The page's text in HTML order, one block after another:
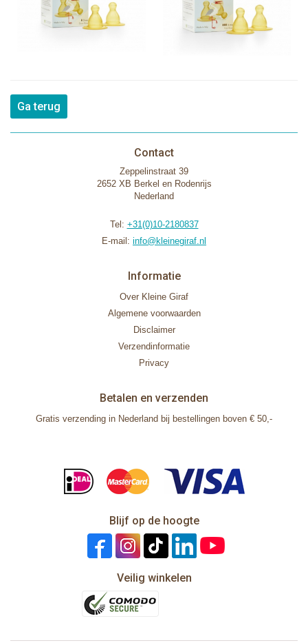
Ga terug
Contact
Zeppelinstraat 39
2652 XB Berkel en Rodenrijs
Nederland
Tel: +31(0)10-2180837
E-mail: info@kleinegiraf.nl
Informatie
Over Kleine Giraf
Algemene voorwaarden
Disclaimer
Verzendinformatie
Privacy
Betalen en verzenden
Gratis verzending in Nederland bij bestellingen boven € 50,-
Blijf op de hoogte
Veilig winkelen